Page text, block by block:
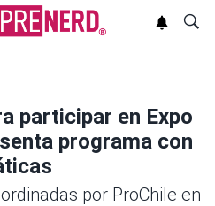
participar en Expo
programa con
por ProChile en